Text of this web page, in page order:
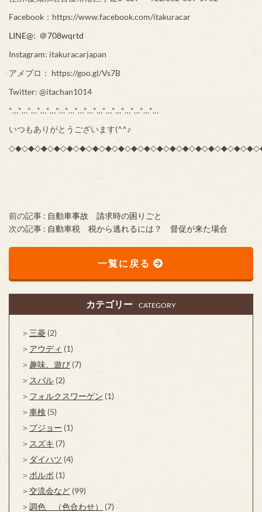
Facebook：https://www.facebook.com/itakuracar
LINE@: ＠708wqrtd
Instagram: itakuracarjapan
アメブロ： https://goo.gl/Vs7B
Twitter: @itachan1014
*…*…*…*…*…*…*…*…*…*…*…*…*…*…*…*…
いつもありがとうございます(^^♪
前の記事 : 自動車事故 請求時の困りごと
次の記事 : 自動車税 税から逃れるには？ 督促が来た場合
一覧に戻る
カテゴリー CATEGORY
三菱 (2)
アウディ (1)
趣味、遊び (7)
スバル (2)
フォルクスワーゲン (1)
車検 (5)
プジョー (1)
スズキ (7)
ダイハツ (4)
ボルボ (1)
交流会など (99)
調色 （色合わせ）
(7)